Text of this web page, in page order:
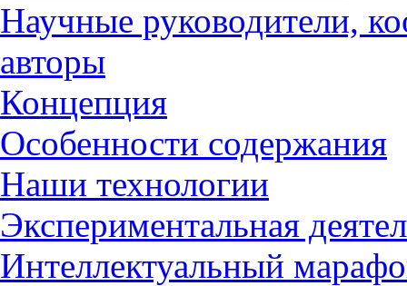
Научные руководители,
авторы
Концепция
Особенности содержания
Наши технологии
Экспериментальная
Интеллектуальный